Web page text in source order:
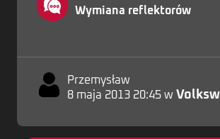
Wymiana reflektorów
Przemysław
8 maja 2013 20:45 w